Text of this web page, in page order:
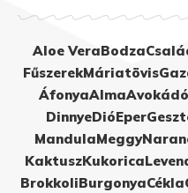
Aloe VeraBodza
FűszerekMáriatövis
ÁfonyaAlmaAvokádó
DinnyeDióEper
MandulaMeggy
KaktuszKukorica
BrokkoliBurgonyaCékla